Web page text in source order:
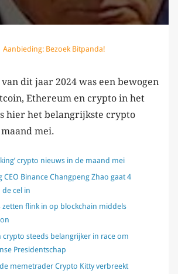
Aanbieding: Bezoek Bitpanda!
dit jaar 2024 was een bewogen
Ethereum en crypto in het
hier het belangrijkste crypto
mei.
crypto nieuws in de maand mei
CEO Binance Changpeng Zhao gaat 4
cel in
zetten flink in op blockchain middels
crypto steeds belangrijker in race om
Presidentschap
memetrader Crypto Kitty verbreekt